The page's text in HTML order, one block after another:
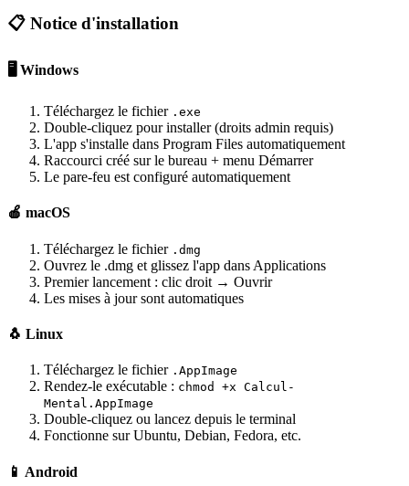
📋 Notice d'installation
🖥️ Windows
Téléchargez le fichier .exe
Double-cliquez pour installer (droits admin requis)
L'app s'installe dans Program Files automatiquement
Raccourci créé sur le bureau + menu Démarrer
Le pare-feu est configuré automatiquement
🍎 macOS
Téléchargez le fichier .dmg
Ouvrez le .dmg et glissez l'app dans Applications
Premier lancement : clic droit → Ouvrir
Les mises à jour sont automatiques
🐧 Linux
Téléchargez le fichier .AppImage
Rendez-le exécutable : chmod +x Calcul-
Mental.AppImage
Double-cliquez ou lancez depuis le terminal
Fonctionne sur Ubuntu, Debian, Fedora, etc.
📱 Android